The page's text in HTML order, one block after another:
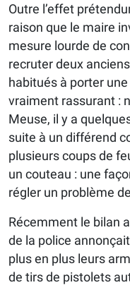
Outre l’effet
raison que le maire
mesure lourde de
recruter deux
habitués à porter
vraiment rassurant :
Meuse, il y a
suite à un différend
plusieurs coups de
un couteau : une
régler un problème
Récemment le bilan
de la police
plus en plus leurs
de tirs de pistolets